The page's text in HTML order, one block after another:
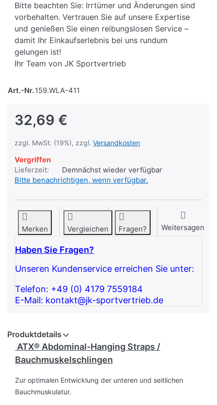
Bitte beachten Sie: Irrtümer und Änderungen sind
vorbehalten. Vertrauen Sie auf unsere Expertise
und genießen Sie einen reibungslosen Service –
damit Ihr Einkaufserlebnis bei uns rundum
gelungen ist!
Ihr Team von JK Sportvertrieb
Art.-Nr.159.WLA-411
32,69 €
zzgl. MwSt. (19%), zzgl. Versandkosten
Vergriffen
Lieferzeit:
Demnächst wieder verfügbar
Bitte benachrichtigen, wenn verfügbar.
Merken Vergleichen Fragen? Weitersagen
Haben Sie Fragen?
Unseren Kundenservice erreichen Sie unter:
Telefon: +49 (0) 4179 7559184
E-Mail: kontakt@jk-sportvertrieb.de
Produktdetails
ATX® Abdominal-Hanging Straps /
Bauchmuskelschlingen
Zur optimalen Entwicklung der unteren und seitlichen
Bauchmuskulatur.